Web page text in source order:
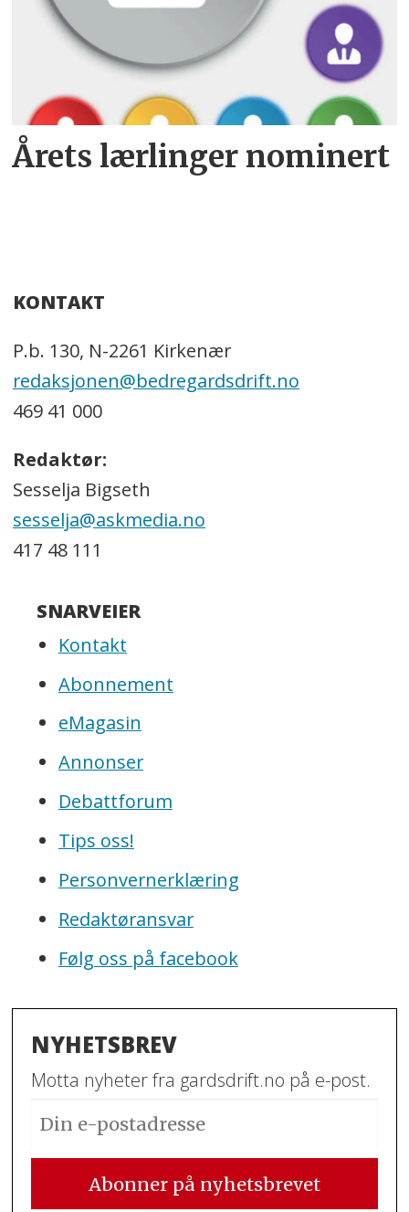
Årets lærlinger nominert
KONTAKT
P.b. 130, N-2261 Kirkenær
redaksjonen@bedregardsdrift.no
469 41 000
Redaktør:
Sesselja Bigseth
sesselja@askmedia.no
417 48 111
SNARVEIER
Kontakt
Abonnement
eMagasin
Annonser
Debattforum
Tips oss!
Personvernerklæring
Redaktøransvar
Følg oss på facebook
NYHETSBREV
Motta nyheter fra gardsdrift.no på e-post.